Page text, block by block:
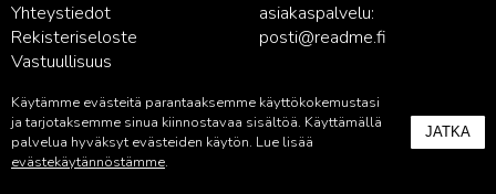
Yhteystiedot
Rekisteriseloste
Vastuullisuus
asiakaspalvelu:
posti@readme.fi
Kustantamon asiakaspalvelu:
palvelu@readme.fi
Käytämme evästeitä parantaaksemme käyttökokemustasi
ja tarjotaksemme sinua kiinnostavaa sisältöä. Käyttämällä
palvelua hyväksyt evästeiden käytön. Lue lisää
evästekäytännöstämme.
JATKA